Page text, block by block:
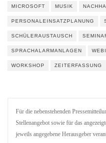
MICROSOFT MUSIK
PERSONALEINSATZPLANUNG
SCHÜLERAUSTAUSCH
SPRACHALARMANLAGEN
WORKSHOP ZEITERFASSUNG
Für die nebenstehenden
Stellenangebot sowie für das
jeweils angegebene Herausgeber